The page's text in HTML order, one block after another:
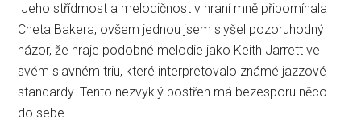
Jeho střídmost a melodičnost v hraní mně připomínala
Cheta Bakera, ovšem jednou jsem slyšel pozoruhodný
názor, že hraje podobné melodie jako Keith Jarrett ve
svém slavném triu, které interpretovalo známé jazzové
standardy. Tento nezvyklý postřeh má bezesporu něco
do sebe.